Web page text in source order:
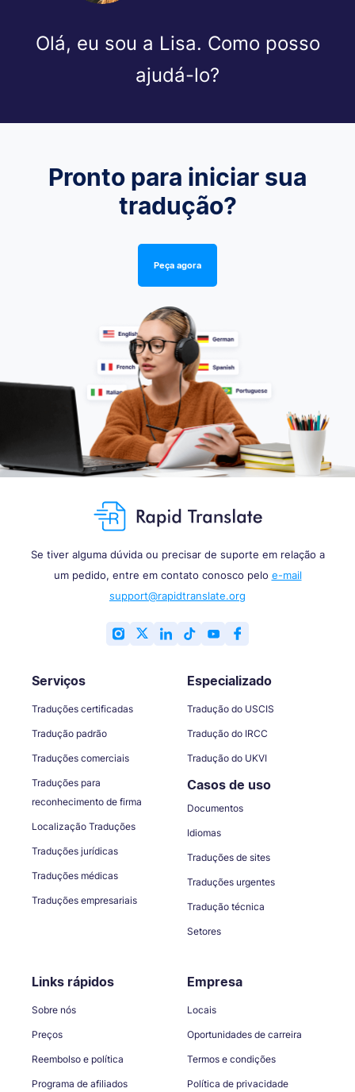
Olá, eu sou a Lisa. Como posso
ajudá-lo?
Pronto para iniciar sua
tradução?
Peça agora
Se tiver alguma dúvida ou precisar de suporte em relação a
um pedido, entre em contato conosco pelo e-mail
support@rapidtranslate.org
Serviços
Traduções certificadas
Tradução padrão
Traduções comerciais
Traduções para
reconhecimento de firma
Localização Traduções
Traduções jurídicas
Traduções médicas
Traduções empresariais
Especializado
Tradução do USCIS
Tradução do IRCC
Tradução do UKVI
Casos de uso
Documentos
Idiomas
Traduções de sites
Traduções urgentes
Tradução técnica
Setores
Links rápidos
Sobre nós
Preços
Reembolso e política
Programa de afiliados
Empresa
Locais
Oportunidades de carreira
Termos e condições
Política de privacidade